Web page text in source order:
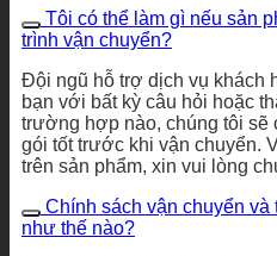
Tôi có thể làm gì nếu sản
trình vận chuyển?
Đội ngũ hỗ trợ dịch vụ khách
bạn với bất kỳ câu hỏi hoặc
trường hợp nào, chúng tôi sẽ
gói tốt trước khi vận chuyển.
trên sản phẩm, xin vui lòng
Chính sách vận chuyển
như thế nào?